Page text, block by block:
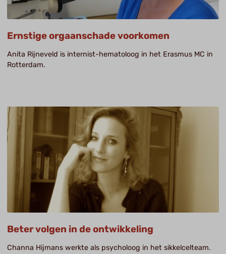
Ernstige orgaanschade voorkomen
Anita Rijneveld is internist-hematoloog in het Erasmus MC in
Rotterdam.
Beter volgen in de ontwikkeling
Channa Hijmans werkte als psycholoog in het sikkelcelteam.